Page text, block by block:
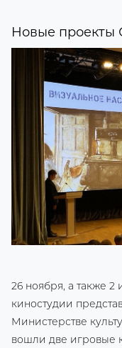
Новые проекты
26 ноября, а также
киностудии
Министерстве
вошли две игровые